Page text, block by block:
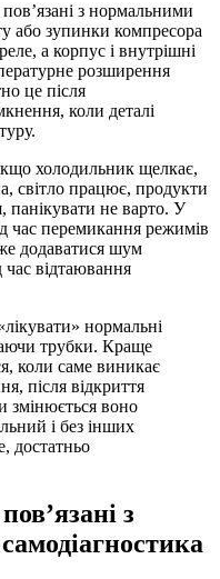
з нормальними
або зупинки компресора
а корпус і внутрішні
розширення
це після
коли деталі
холодильник щелкає,
світло працює, продукти
панікувати не варто. У
час перемикання режимів
додаватися шум
час відтаювання
нормальні
трубки. Краще
коли саме виникає
після відкриття
змінюється воно
і без інших
достатньо
з